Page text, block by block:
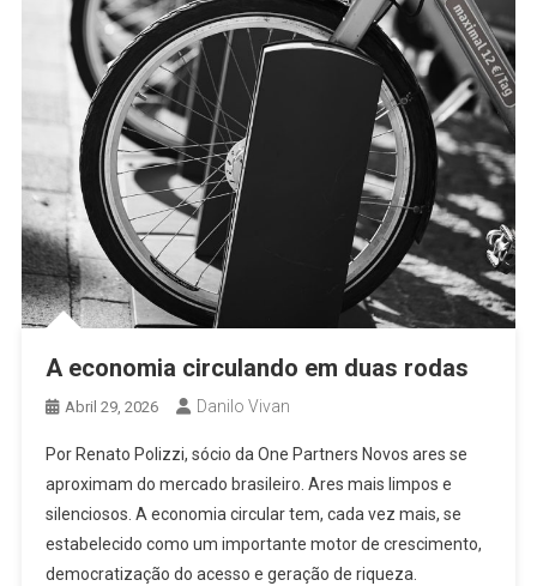
A economia circulando em duas rodas
Abril 29, 2026 Danilo Vivan
Por Renato Polizzi, sócio da One Partners Novos ares se
aproximam do mercado brasileiro. Ares mais limpos e
silenciosos. A economia circular tem, cada vez mais, se
estabelecido como um importante motor de crescimento,
democratização do acesso e geração de riqueza.